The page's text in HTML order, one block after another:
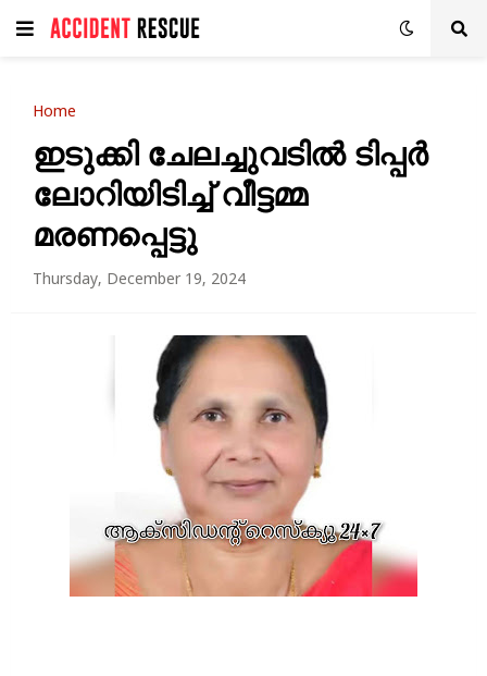
Home
ഇടുക്കി ചേലച്ചുവടിൽ ടിപ്പർ
ലോറിയിടിച്ച് വീട്ടമ്മ
മരണപ്പെട്ടു
Thursday, December 19, 2024